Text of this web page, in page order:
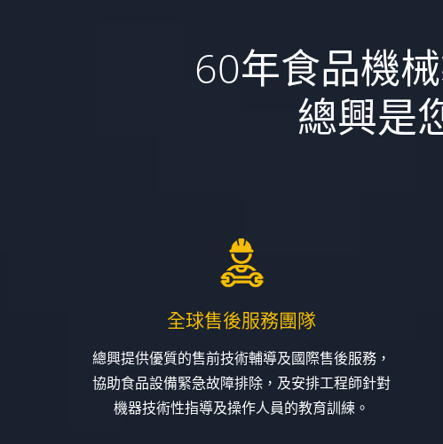
60年食品機
總興是
全球售後服務團隊
總興提供優質的售前技術輔導及國際售後服務，
協助食品設備緊急故障排除，及安排工程師針對
機器技術性指導及操作人員的教育訓練。